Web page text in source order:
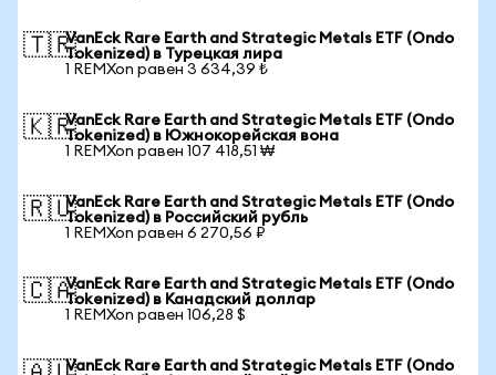
🇹🇷VanEck Rare Earth and Strategic Metals ETF (Ondo
Tokenized) в Турецкая лира
1 REMXon равен 3 634,39 ₺
🇰🇷VanEck Rare Earth and Strategic Metals ETF (Ondo
Tokenized) в Южнокорейская вона
1 REMXon равен 107 418,51 ₩
🇷🇺VanEck Rare Earth and Strategic Metals ETF (Ondo
Tokenized) в Российский рубль
1 REMXon равен 6 270,56 ₽
🇨🇦VanEck Rare Earth and Strategic Metals ETF (Ondo
Tokenized) в Канадский доллар
1 REMXon равен 106,28 $
VanEck Rare Earth and Strategic Metals ETF (Ondo